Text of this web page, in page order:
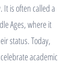
is often called a
Ages, where it
status. Today,
academic